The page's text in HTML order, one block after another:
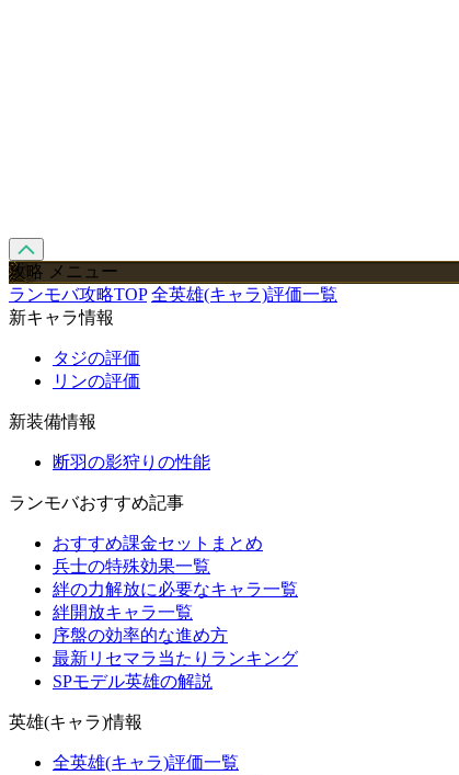
攻略 メニュー
ランモバ攻略TOP 全英雄(キャラ)評価一覧
新キャラ情報
タジの評価
リンの評価
新装備情報
断羽の影狩りの性能
ランモバおすすめ記事
おすすめ課金セットまとめ
兵士の特殊効果一覧
絆の力解放に必要なキャラ一覧
絆開放キャラ一覧
序盤の効率的な進め方
最新リセマラ当たりランキング
SPモデル英雄の解説
英雄(キャラ)情報
全英雄(キャラ)評価一覧